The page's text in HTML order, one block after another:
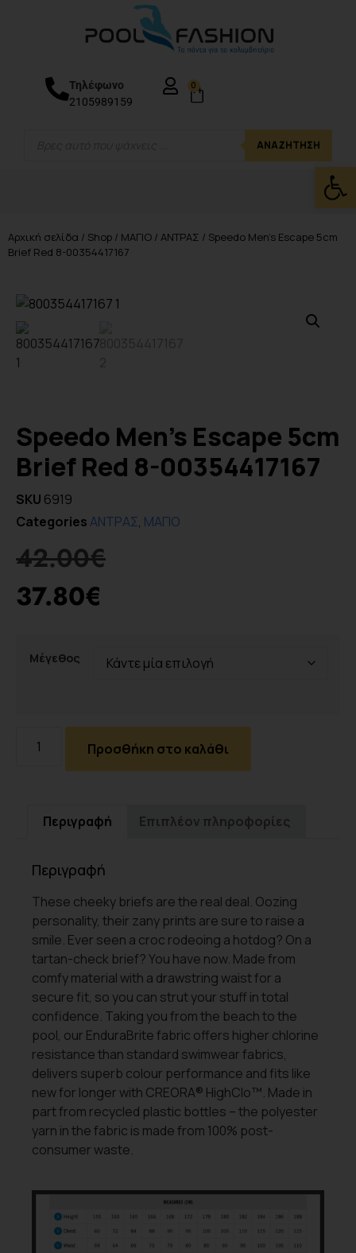
ΑΝΑΖΉΤΗΣΗ
Τηλέφωνο
2105989159
0
Αρχική σελίδα / Shop / ΜΑΓΙΟ / ΑΝΤΡΑΣ / Speedo Men’s Escape 5cm
Brief Red 8-00354417167
Speedo Men’s Escape 5cm
Brief Red 8-00354417167
SKU 6919
CategoriesΑΝΤΡΑΣ, ΜΑΓΙΟ
42.00€
37.80€
Μέγεθος
Προσθήκη στο καλάθι
Περιγραφή Επιπλέον πληροφορίες
Περιγραφή
These cheeky briefs are the real deal. Oozing
personality, their zany prints are sure to raise a
smile. Ever seen a croc rodeoing a hotdog? On a
tartan-check brief? You have now. Made from
comfy material with a drawstring waist for a
secure fit, so you can strut your stuff in total
confidence. Taking you from the beach to the
pool, our EnduraBrite fabric offers higher chlorine
resistance than standard swimwear fabrics,
delivers superb colour performance and fits like
new for longer with CREORA® HighClo™. Made in
part from recycled plastic bottles – the polyester
yarn in the fabric is made from 100% post-
consumer waste.